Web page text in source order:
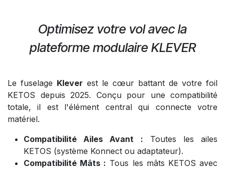
Optimisez votre vol avec la
plateforme modulaire KLEVER
Le fuselage Klever est le cœur battant de votre foil
KETOS depuis 2025. Conçu pour une compatibilité
totale, il est l'élément central qui connecte votre
matériel.
Compatibilité Ailes Avant : Toutes les ailes
KETOS (système Konnect ou adaptateur).
Compatibilité Mâts : Tous les mâts KETOS avec